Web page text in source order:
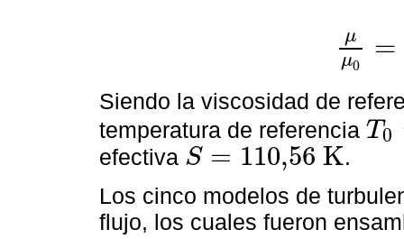
μ
μ0
=
μμ0= T032
Siendo la viscosidad de
temperatura de referencia T0
T0 =
efectiva S = 110,56 K
S= 110,56 K
.
Los cinco modelos de
flujo, los cuales fueron